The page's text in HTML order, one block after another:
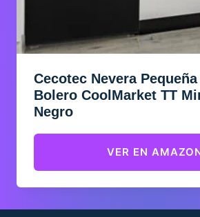
Cecotec Nevera Pequeña
Bolero CoolMarket TT
Negro
VER EN